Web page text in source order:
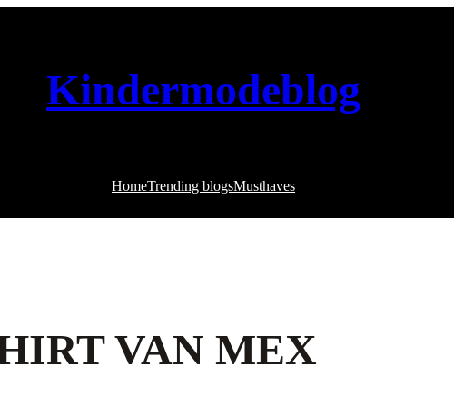
Kindermodeblog
HomeTrending blogsMusthaves
VAN MEX